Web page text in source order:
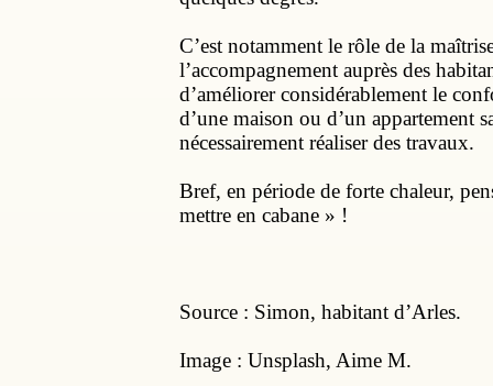
C’est notamment le rôle de la
l’accompagnement auprès des
d’améliorer considérablement le
d’une maison ou d’un appartement
nécessairement réaliser des travaux.
Bref, en période de forte chaleur,
mettre en cabane » !
Source : Simon, habitant d’Arles.
Image : Unsplash, Aime M.